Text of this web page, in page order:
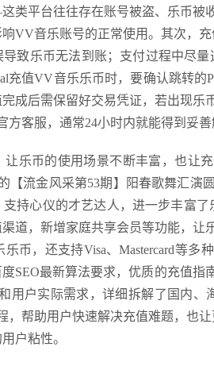
类平台往往存在账号被盗、乐币被
VV音乐账号的正常使用。其次，
致乐币无法到账；支付过程中尽
充值VV音乐乐币时，要确认跳转的
成后需保留好交易凭证，若出现乐
方客服，通常24小时内就能得到妥
乐币的使用场景不断丰富，也让
【流金风采第53期】阳春歌舞汇演
持心仪的才艺达人，进一步丰富
道，新增家庭共享会员等功能，让
乐币，还支持Visa、Mastercard等
SEO最新算法要求，优质的充值指
用户实际需求，详细拆解了国内、
，帮助用户快速解决充值难题，也
户粘性。